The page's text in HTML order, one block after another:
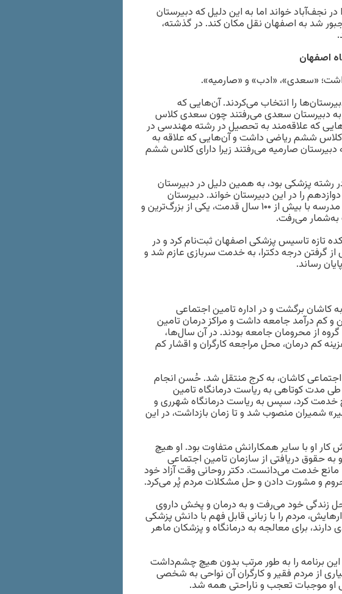
خواند اما به این دلیل که دبیرستان
شد به اصفهان نقل مکان کند. در گذشته،
اصفهان
«سعدی»، «ادب» و «صارمیه».
را انتخاب می‌کردند. آن‌هایی که
به دبیرستان سعدی می‌رفتند چون سعدی کلاس
که علاقه‌مند به تحصیل در رشته مهندسی در
کلاس ششم ریاضی داشت و آن‌هایی که علاقه به
دبیرستان صارمیه می‌رفتند زیرا دارای کلاس ششم
رشته پزشکی بود، به همین دلیل در دبیرستان
را در این دبیرستان خواند. دبیرستان
سعدی در میدان «نقش جهان» قرار داشت. این مدرسه با بیش از ۱۰۰ سال قدمت، یکی از بزرگ‌ترین و
به‌شمار می‌رفت.
تازه تاسیس پزشکی اصفهان ثبت‌نام کرد و در
گرفتن درجه دکترا، به خدمت سربازی عازم شد و
رساند.
برگشت و در اداره تامین اجتماعی
و کم درآمد جامعه داشت و مراکز درمان تامین
از محرومان جامعه بودند. در آن سال‌ها،
کم درمان، محل مراجعه کارگران و اقشار کم
اجتماعی کاشان، به کرج منتقل شد. حُسن انجام
مدت کوتاهی به ریاست درمانگاه تامین
خدمت کرد، سپس به ریاست درمانگاه شهرری و
شمیران منصوب شد و تا زمان بازداشت، در این
او با سایر همکارانش متفاوت بود. او هیچ
حقوق دریافتی از سازمان تامین اجتماعی
مانع خدمت می‌دانست. دکتر روحانی وقت آزاد خود
و مشورت‌ دادن و حل مشکلات مردم پُر می‌کرد.
زندگی خود می‌رفت و به درمان و پخش داروی
مردم را با زبانی قابل فهم با دانش پزشکی
برای معالجه به درمانگاه و پزشکان ماهر
این برنامه را به طور مرتب بدون هیچ‌ چشم‌داشت
از مردم فقیر و کارگران آن نواحی به شخصی
او موجبات تعجب و ناراحتی همه شد.